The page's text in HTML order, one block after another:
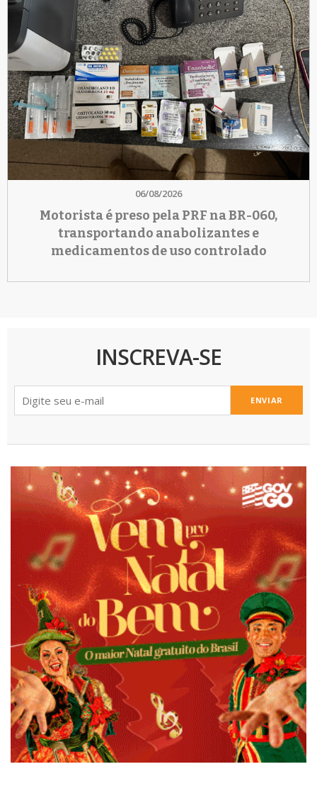
06/08/2026
Motorista é preso pela PRF na BR-060,
transportando anabolizantes e
medicamentos de uso controlado
INSCREVA-SE
ENVIAR